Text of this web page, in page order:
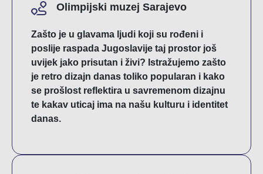
Olimpijski muzej Sarajevo
Zašto je u glavama ljudi koji su rođeni i
poslije raspada Jugoslavije taj prostor još
uvijek jako prisutan i živi? Istražujemo zašto
je retro dizajn danas toliko popularan i kako
se prošlost reflektira u savremenom dizajnu
te kakav uticaj ima na našu kulturu i identitet
danas.